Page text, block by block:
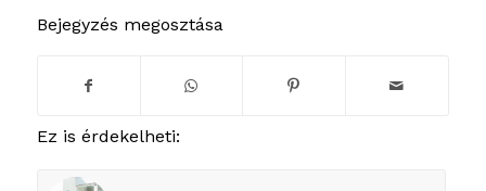
Bejegyzés megosztása
Ez is érdekelheti: